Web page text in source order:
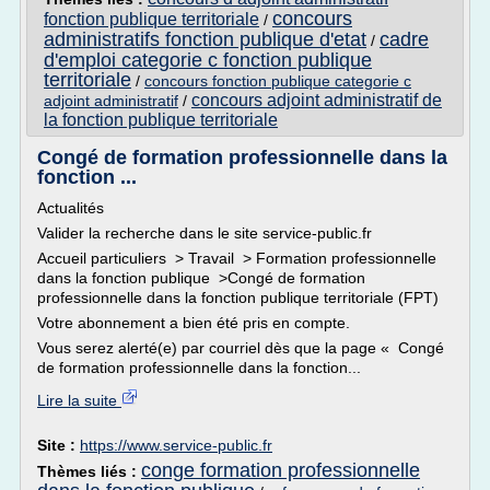
fonction publique territoriale / concours
administratifs fonction publique d'etat / cadre
d'emploi categorie c fonction publique
territoriale / concours fonction publique categorie c
adjoint administratif / concours adjoint administratif de
la fonction publique territoriale
Congé de formation professionnelle dans la
fonction ...
Actualités
Valider la recherche dans le site service-public.fr
Accueil particuliers > Travail > Formation professionnelle
dans la fonction publique >Congé de formation
professionnelle dans la fonction publique territoriale (FPT)
Votre abonnement a bien été pris en compte.
Vous serez alerté(e) par courriel dès que la page « Congé
de formation professionnelle dans la fonction...
Lire la suite
Site : https://www.service-public.fr
Thèmes liés : conge formation professionnelle